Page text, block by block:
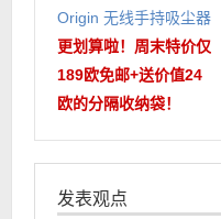
Origin 无线手持吸尘器
更划算啦！周末特价仅
189欧免邮+送价值24
欧的分隔收纳袋！
发表观点